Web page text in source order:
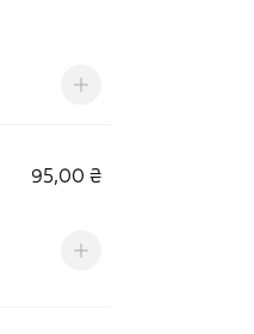
95,00 ₴